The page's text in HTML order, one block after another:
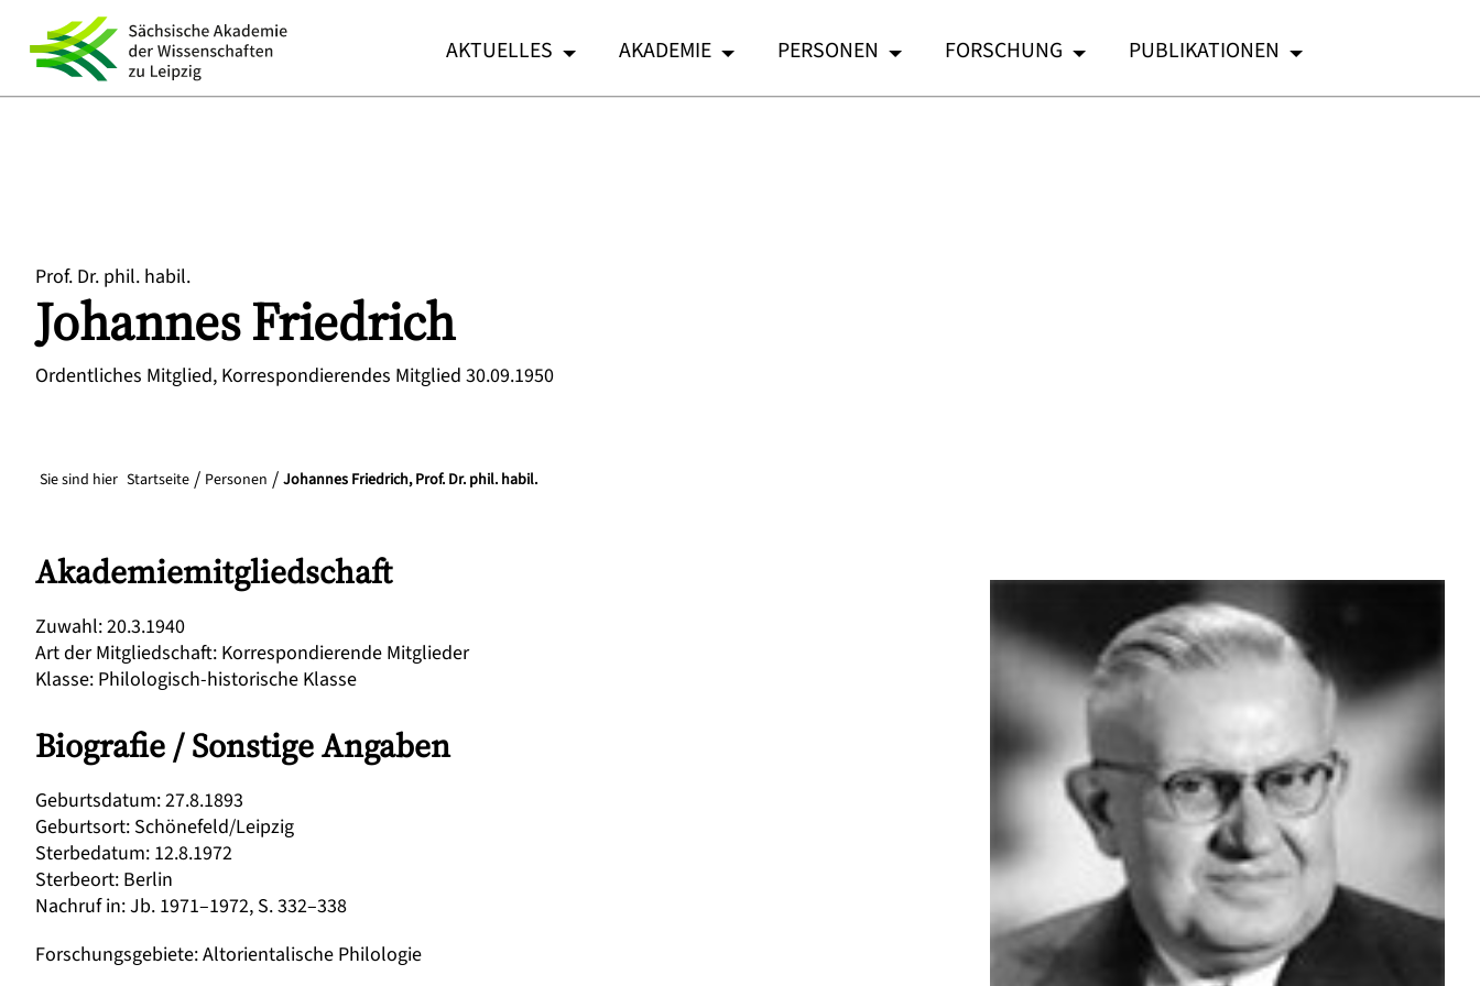
AKTUELLES AKADEMIE PERSONEN FORSCHUNG PUBLIKATIONEN
Prof. Dr. phil. habil.
JohannesFriedrich
Ordentliches Mitglied, Korrespondierendes Mitglied 30.09.1950
Sie sind hier Startseite Personen Johannes Friedrich, Prof. Dr. phil. habil.
Akademiemitgliedschaft
Zuwahl:20.3.1940
Art der Mitgliedschaft: Korrespondierende Mitglieder
Klasse: Philologisch-historische Klasse
Biografie / Sonstige Angaben
Geburtsdatum:27.8.1893
Geburtsort: Schönefeld/Leipzig
Sterbedatum: 12.8.1972
Sterbeort: Berlin
Nachruf in:Jb. 1971–1972, S. 332–338
Forschungsgebiete:Altorientalische Philologie